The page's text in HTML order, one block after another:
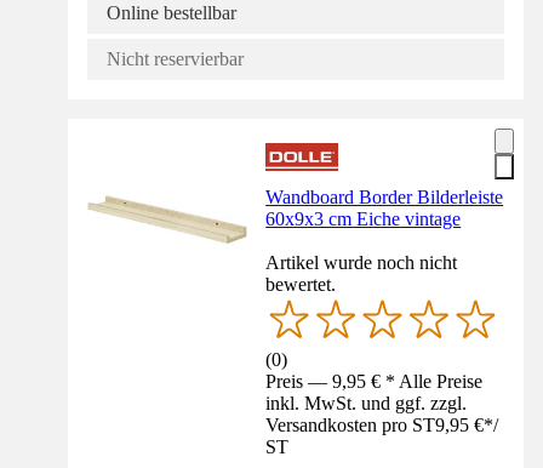
Online bestellbar
Nicht reservierbar
Wandboard Border Bilderleiste
60x9x3 cm Eiche vintage
Artikel wurde noch nicht
bewertet.
(0)
Preis — 9,95 € * Alle Preise
inkl. MwSt. und ggf. zzgl.
Versandkosten pro ST9,95 €*/
ST